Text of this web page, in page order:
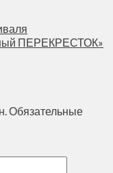
ПЕРЕКРЕСТОК»
Обязательные